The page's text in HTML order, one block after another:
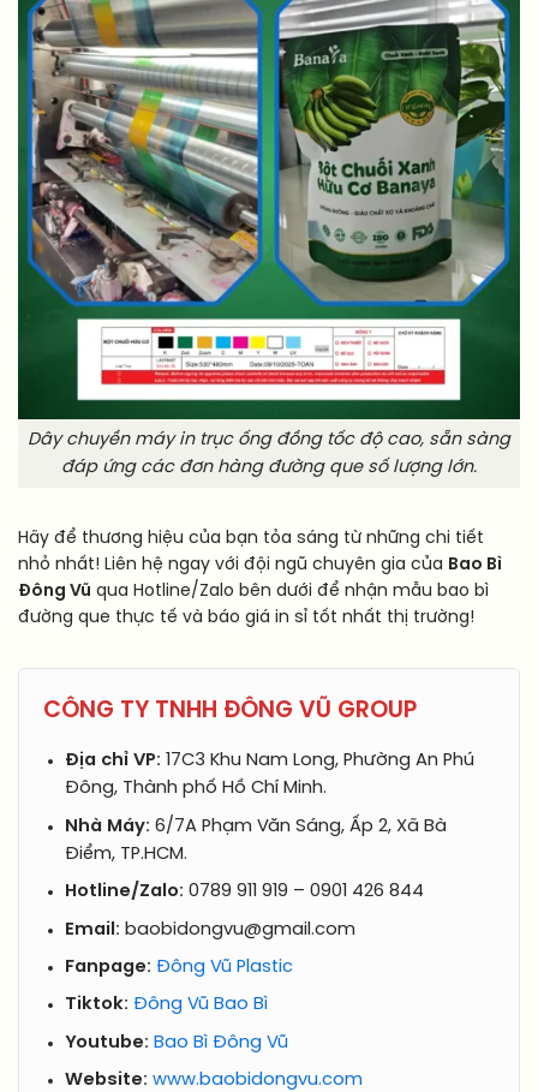
Dây chuyền máy in trục ống đồng tốc độ cao, sẵn sàng
đáp ứng các đơn hàng đường que số lượng lớn.
Hãy để thương hiệu của bạn tỏa sáng từ những chi tiết
nhỏ nhất! Liên hệ ngay với đội ngũ chuyên gia của Bao Bì
Đông Vũ qua Hotline/Zalo bên dưới để nhận mẫu bao bì
đường que thực tế và báo giá in sỉ tốt nhất thị trường!
CÔNG TY TNHH ĐÔNG VŨ GROUP
Địa chỉ VP: 17C3 Khu Nam Long, Phường An Phú
Đông, Thành phố Hồ Chí Minh.
Nhà Máy: 6/7A Phạm Văn Sáng, Ấp 2, Xã Bà
Điểm, TP.HCM.
Hotline/Zalo: 0789 911 919 – 0901 426 844
Email: baobidongvu@gmail.com
Fanpage: Đông Vũ Plastic
Tiktok: Đông Vũ Bao Bì
Youtube: Bao Bì Đông Vũ
Website: www.baobidongvu.com